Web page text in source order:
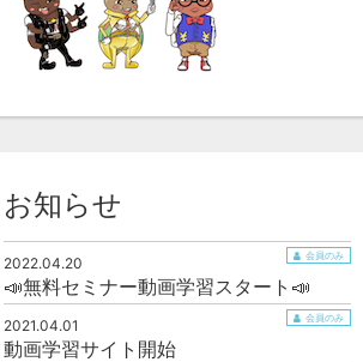
お知らせ
2022.04.20 会員のみ
📣無料セミナー動画学習スタート📣
2021.04.01 会員のみ
動画学習サイト開始